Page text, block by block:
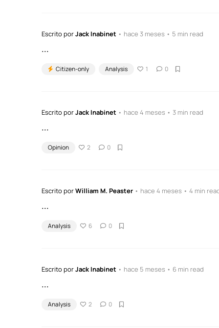
Escrito porJack Inabinet • hace 3 meses • 5 min read
...
Citizen-only Analysis 1 0
Escrito porJack Inabinet • hace 4 meses • 3 min read
...
Opinion 2 0
Escrito porWilliam M. Peaster • hace 4 meses • 4 min
...
Analysis 6 0
Escrito porJack Inabinet • hace 5 meses • 6 min read
...
Analysis 2 0